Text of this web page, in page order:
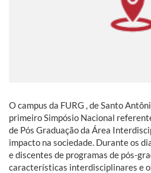
O campus da FURG , de Santo
primeiro Simpósio Nacional
de Pós Graduação da Área
impacto na sociedade. Durante os
e discentes de programas de pós-
características interdisciplinares e